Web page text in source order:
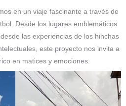
en un viaje fascinante a través de
Desde los lugares emblemáticos
las experiencias de los hinchas
este proyecto nos invita a
en matices y emociones.